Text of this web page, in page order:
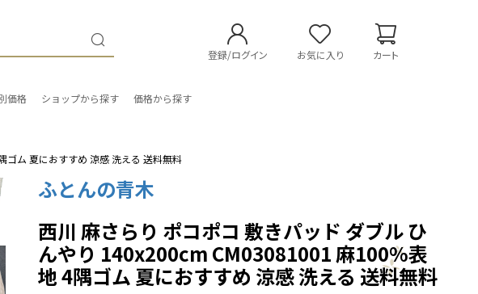
登録/ログイン お気に入り カート
価格 ショップから探す 価格から探す
ム 夏におすすめ 涼感 洗える 送料無料
ふとんの青木
西川 麻さらり ポコポコ 敷きパッド ダブル ひ
んやり 140x200cm CM03081001 麻100%表
地 4隅ゴム 夏におすすめ 涼感 洗える 送料無料